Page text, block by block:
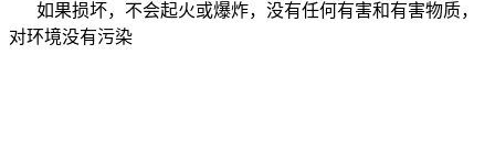
如果损坏，不会起火或爆炸，没有任何有害和有害物质，
对环境没有污染